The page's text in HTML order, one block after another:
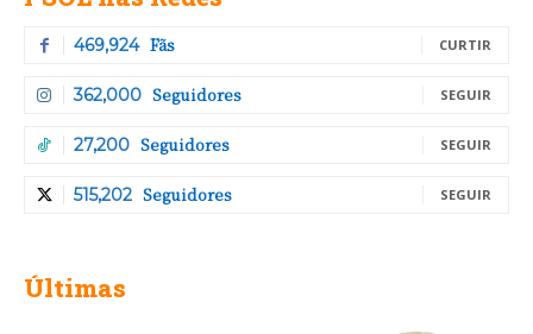
469,924 Fãs CURTIR
362,000 Seguidores SEGUIR
27,200 Seguidores SEGUIR
515,202 Seguidores SEGUIR
Últimas